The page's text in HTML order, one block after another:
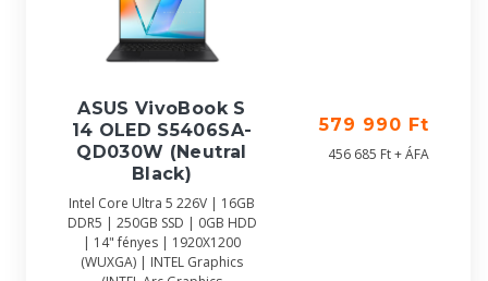
ASUS VivoBook S
14 OLED S5406SA-
QD030W (Neutral
Black)
Intel Core Ultra 5 226V | 16GB
DDR5 | 250GB SSD | 0GB HDD
| 14" fényes | 1920X1200
(WUXGA) | INTEL Graphics
579 990 Ft
456 685 Ft + ÁFA